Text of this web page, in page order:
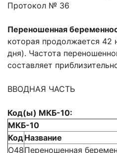
Протокол № 36
Переношенная
которая продолжается 42
дня). Частота
составляет
ВВОДНАЯ ЧАСТЬ
Код(ы) МКБ-10:
МКБ-10
КодНазвание
O48Переношенная